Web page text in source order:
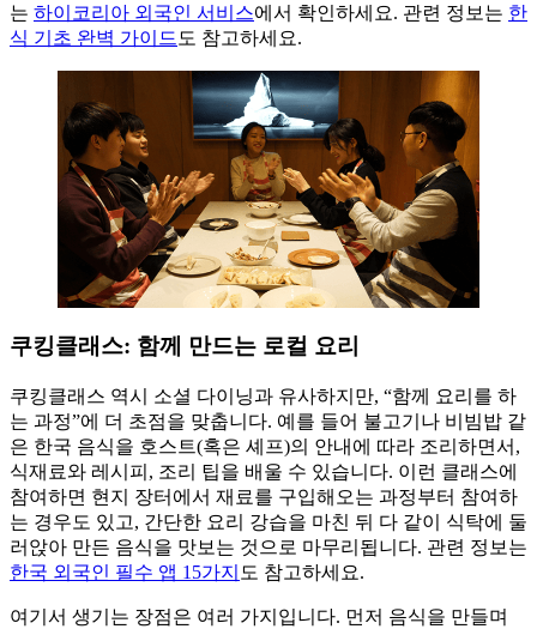
는 하이코리아 외국인 서비스에서 확인하세요. 관련 정보는 한
식 기초 완벽 가이드 도 참고하세요.
쿠킹클래스: 함께 만드는 로컬 요리
쿠킹클래스 역시 소셜 다이닝과 유사하지만, “함께 요리를 하
는 과정”에 더 초점을 맞춥니다. 예를 들어 불고기나 비빔밥 같
은 한국 음식을 호스트(혹은 셰프)의 안내에 따라 조리하면서,
식재료와 레시피, 조리 팁을 배울 수 있습니다. 이런 클래스에
참여하면 현지 장터에서 재료를 구입해오는 과정부터 참여하
는 경우도 있고, 간단한 요리 강습을 마친 뒤 다 같이 식탁에 둘
러앉아 만든 음식을 맛보는 것으로 마무리됩니다. 관련 정보는
한국 외국인 필수 앱 15가지 도 참고하세요.
여기서 생기는 장점은 여러 가지입니다. 먼저 음식을 만들며